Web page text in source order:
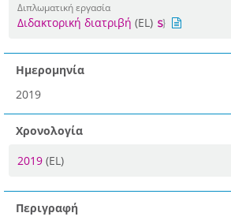
Διπλωματική εργασία
Διδακτορική διατριβή (EL)
Ημερομηνία
2019
Χρονολογία
2019 (EL)
Περιγραφή